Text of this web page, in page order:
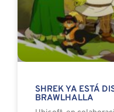
SHREK YA ESTÁ
BRAWLHALLA